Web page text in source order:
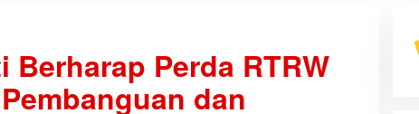
Berharap Perda RTRW
dan